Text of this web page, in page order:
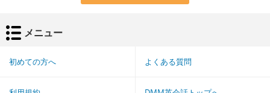
メニュー
初めての方へ よくある質問